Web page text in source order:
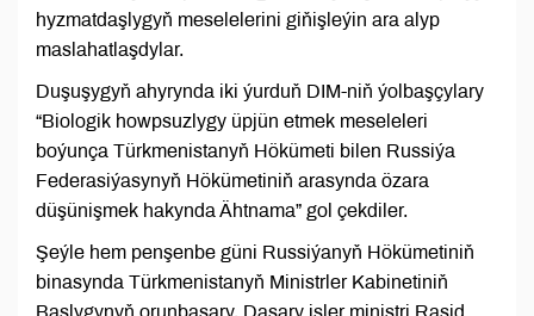
hyzmatdaşlygyň meselelerini giňişleýin ara alyp
maslahatlaşdylar.
Duşuşygyň ahyrynda iki ýurduň DIM-niň ýolbaşçylary
“Biologik howpsuzlygy üpjün etmek meseleleri
boýunça Türkmenistanyň Hökümeti bilen Russiýa
Federasiýasynyň Hökümetiniň arasynda özara
düşünişmek hakynda Ähtnama” gol çekdiler.
Şeýle hem penşenbe güni Russiýanyň Hökümetiniň
binasynda Türkmenistanyň Ministrler Kabinetiniň
Başlygynyň orunbasary, Daşary işler ministri Raşid